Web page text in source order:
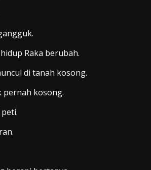
Raka berubah.
di tanah kosong.
pernah kosong.